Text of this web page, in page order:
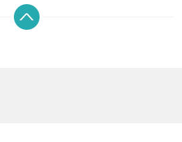
netraucējot ierīces
pieejami maciņi un vāciņi no